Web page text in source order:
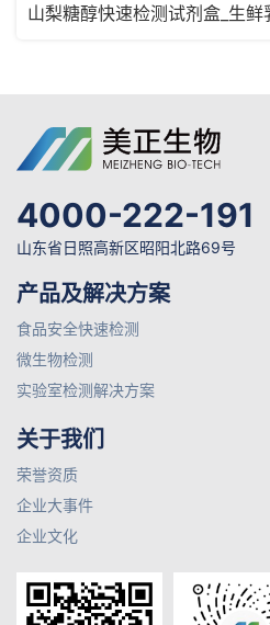
山梨糖醇快速检测试剂盒_生鲜
4000-222-191
山东省日照高新区昭阳北路69号
产品及解决方案
食品安全快速检测
微生物检测
实验室检测解决方案
关于我们
荣誉资质
企业大事件
企业文化